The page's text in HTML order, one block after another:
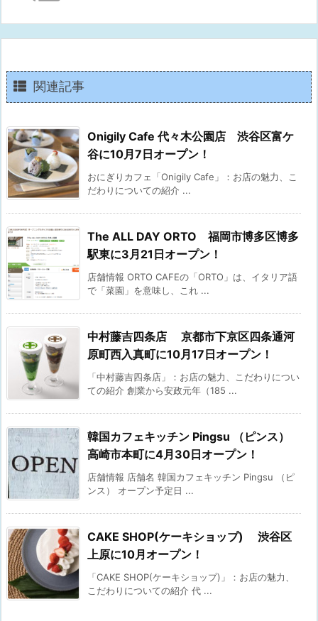
関連記事
Onigily Cafe 代々木公園店 渋谷区富ケ
谷に10月7日オープン！
おにぎりカフェ「Onigily Cafe」：お店の魅力、こ
だわりについての紹介 ...
The ALL DAY ORTO 福岡市博多区博多
駅東に3月21日オープン！
店舗情報 ORTO CAFEの「ORTO」は、イタリア語
で「菜園」を意味し、これ ...
中村藤吉四条店 京都市下京区四条通河
原町西入真町に10月17日オープン！
「中村藤吉四条店」：お店の魅力、こだわりについ
ての紹介 創業から安政元年（185 ...
韓国カフェキッチン Pingsu （ピンス）
高崎市本町に4月30日オープン！
店舗情報 店舗名 韓国カフェキッチン Pingsu （ピ
ンス） オープン予定日 ...
CAKE SHOP(ケーキショップ) 渋谷区
上原に10月オープン！
「CAKE SHOP(ケーキショップ)」：お店の魅力、
こだわりについての紹介 代 ...